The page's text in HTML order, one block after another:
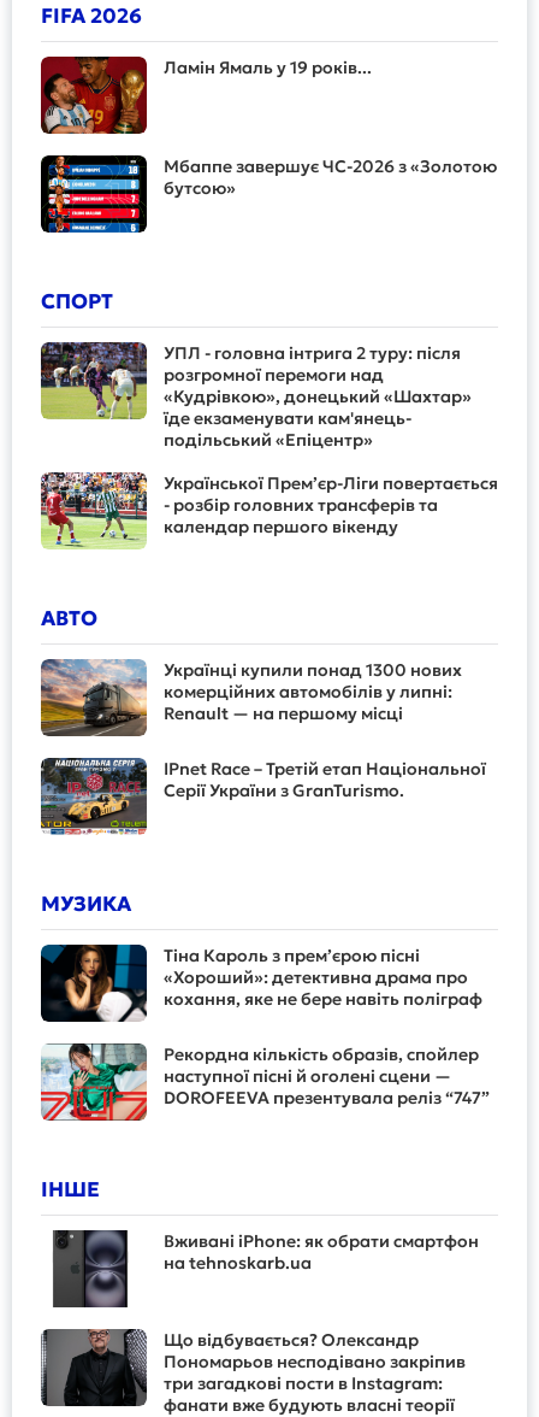
FIFA 2026
Ламін Ямаль у 19 років...
Мбаппе завершує ЧС-2026 з «Золотою
бутсою»
СПОРТ
УПЛ - головна інтрига 2 туру: після
розгромної перемоги над
«Кудрівкою», донецький «Шахтар»
їде екзаменувати кам'янець-
подільський «Епіцентр»
Української Прем’єр-Ліги повертається
- розбір головних трансферів та
календар першого вікенду
АВТО
Українці купили понад 1300 нових
комерційних автомобілів у липні:
Renault — на першому місці
IPnet Race – Третій етап Національної
Серії України з GranTurismo.
МУЗИКА
Тіна Кароль з прем’єрою пісні
«Хороший»: детективна драма про
кохання, яке не бере навіть поліграф
Рекордна кількість образів, спойлер
наступної пісні й оголені сцени —
DOROFEEVA презентувала реліз “747”
ІНШЕ
Вживані iPhone: як обрати смартфон
на tehnoskarb.ua
Що відбувається? Олександр
Пономарьов несподівано закріпив
три загадкові пости в Instagram:
фанати вже будують власні теорії